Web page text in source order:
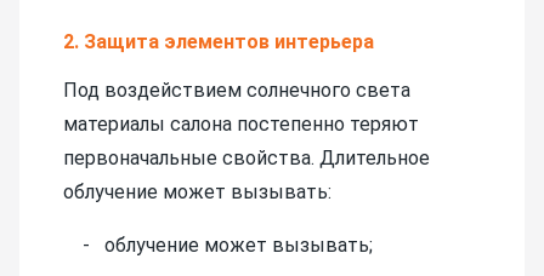
2. Защита элементов интерьера
Под воздействием солнечного света
материалы салона постепенно теряют
первоначальные свойства. Длительное
облучение может вызывать:
облучение может вызывать;